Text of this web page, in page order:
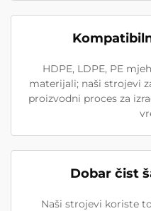
HDPE, LDPE, PE
materijali; naši strojevi
proizvodni proces za
Dobar čist
Naši strojevi koriste